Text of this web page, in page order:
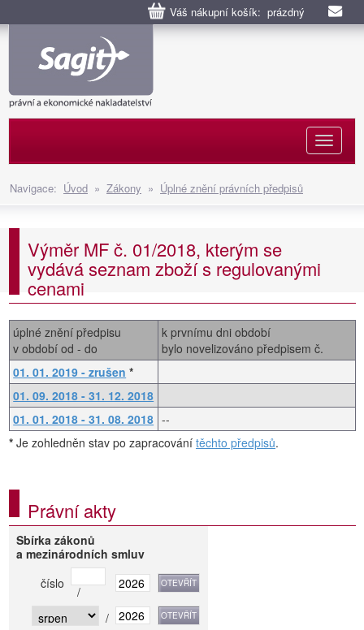
Váš nákupní košík: prázdný
Navigace: Úvod » Zákony » Úplné znění právních předpisů
Výměr MF č. 01/2018, kterým se
vydává seznam zboží s regulovanými
cenami
úplné znění předpisu
v období od - do
k prvnímu dni období
bylo novelizováno předpisem č.
01. 01. 2019 - zrušen *
01. 09. 2018 - 31. 12. 2018
01. 01. 2018 - 31. 08. 2018 --
* Je zohledněn stav po zapracování těchto předpisů.
Právní akty
Sbírka zákonů
a mezinárodních smluv
číslo
/
/